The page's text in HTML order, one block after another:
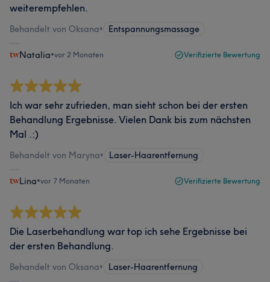
weiterempfehlen.
Behandelt von Oksana• Entspannungsmassage
Natalia•vor 2 Monaten Verifizierte Bewertung
Ich war sehr zufrieden, man sieht schon bei der ersten
Behandlung Ergebnisse. Vielen Dank bis zum nächsten
Mal .:)
Behandelt von Maryna• Laser-Haarentfernung
Lina•vor 7 Monaten Verifizierte Bewertung
Die Laserbehandlung war top ich sehe Ergebnisse bei
der ersten Behandlung.
Behandelt von Oksana• Laser-Haarentfernung